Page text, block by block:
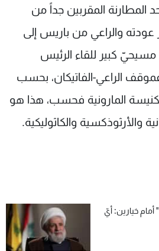
المطارنة المقربين جداً من
والراعي من باريس إلى
كبير للقاء الرئيس
الراعي-الفاتيكان، بحسب
المارونية فحسب، هذا هو
والأرثوذكسية والكاثوليكية.
خيارين: أيّ